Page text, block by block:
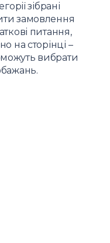
зібрані
замовлення
питання,
на сторінці –
вибрати